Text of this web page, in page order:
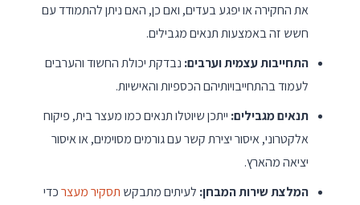
את החקירה או יפגע בעדים, ואם כן, האם ניתן להתמודד עם
חשש זה באמצעות תנאים מגבילים.
התחייבות עצמית וערבים: נבדקת יכולת החשוד והערבים
לעמוד בהתחייבויותיהם הכספיות והאישיות.
תנאים מגבילים: ייתכן שיוטלו תנאים כמו מעצר בית, פיקוח
אלקטרוני, איסור יצירת קשר עם גורמים מסוימים, או איסור
יציאה מהארץ.
המלצת שירות המבחן: לעיתים מתבקש תסקיר מעצרכדי